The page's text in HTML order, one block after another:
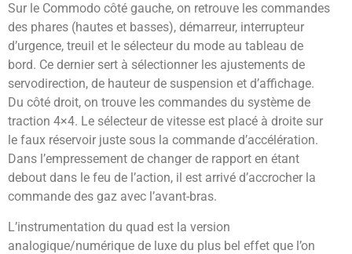
Sur le Commodo côté gauche, on retrouve les commandes
des phares (hautes et basses), démarreur, interrupteur
d’urgence, treuil et le sélecteur du mode au tableau de
bord. Ce dernier sert à sélectionner les ajustements de
servodirection, de hauteur de suspension et d’affichage.
Du côté droit, on trouve les commandes du système de
traction 4×4. Le sélecteur de vitesse est placé à droite sur
le faux réservoir juste sous la commande d’accélération.
Dans l’empressement de changer de rapport en étant
debout dans le feu de l’action, il est arrivé d’accrocher la
commande des gaz avec l’avant-bras.
L’instrumentation du quad est la version
analogique/numérique de luxe du plus bel effet que l’on